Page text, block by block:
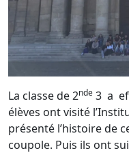
La classe de 2nde 3 a
élèves ont visité
présenté l’histoire de
coupole. Puis ils ont